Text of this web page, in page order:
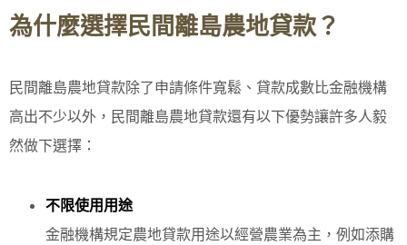
為什麼選擇民間離島農地貸款？
民間離島農地貸款除了申請條件寬鬆、貸款成數比金融機構
高出不少以外，民間離島農地貸款還有以下優勢讓許多人毅
然做下選擇：
不限使用用途
金融機構規定農地貸款用途以經營農業為主，例如添購